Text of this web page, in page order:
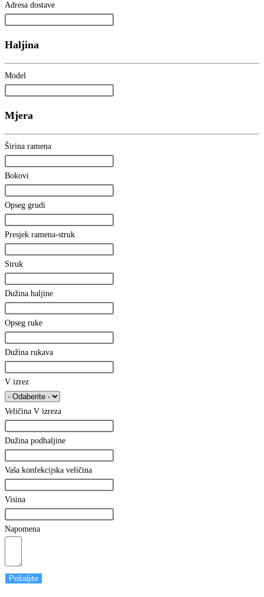
Adresa dostave
Haljina
Model
Mjera
Širina ramena
Bokovi
Opseg grudi
Presjek ramena-struk
Struk
Dužina haljine
Opseg ruke
Dužina rukava
V izrez
Veličina V izreza
Dužina podhaljine
Vaša konfekcijska veličina
Visina
Napomena
Pošaljite